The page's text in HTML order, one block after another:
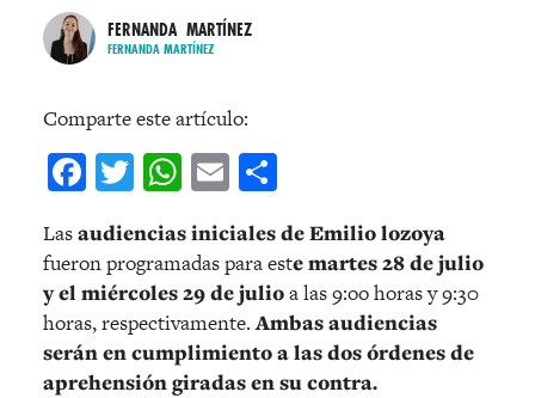
FERNANDA MARTÍNEZ
FERNANDA MARTÍNEZ
Comparte este artículo:
Facebook
Twitter
WhatsApp
Email
Lasaudiencias iniciales de Emilio lozoya
fueron programadas para este martes 28 de julio
y el miércoles 29 de julioa las 9:oo horas y 9:30
horas, respectivamente.Ambas audiencias
serán en cumplimiento a las dos órdenes de
aprehensión giradas en su contra.